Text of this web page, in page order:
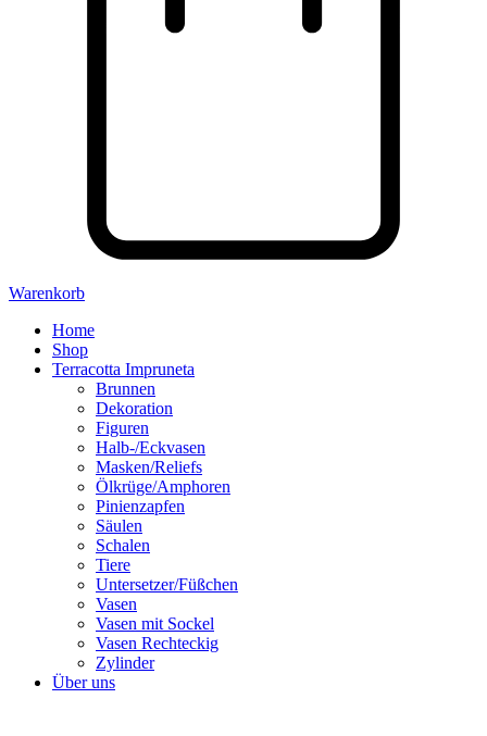
Warenkorb
Home
Shop
Terracotta Impruneta
Brunnen
Dekoration
Figuren
Halb-/Eckvasen
Masken/Reliefs
Ölkrüge/Amphoren
Pinienzapfen
Säulen
Schalen
Tiere
Untersetzer/Füßchen
Vasen
Vasen mit Sockel
Vasen Rechteckig
Zylinder
Über uns